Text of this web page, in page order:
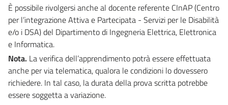
È possibile rivolgersi anche al docente referente CInAP (Centro
per l’integrazione Attiva e Partecipata - Servizi per le Disabilità
e/o i DSA) del Dipartimento di Ingegneria Elettrica, Elettronica
e Informatica.
Nota. La verifica dell’apprendimento potrà essere effettuata
anche per via telematica, qualora le condizioni lo dovessero
richiedere. In tal caso, la durata della prova scritta potrebbe
essere soggetta a variazione.